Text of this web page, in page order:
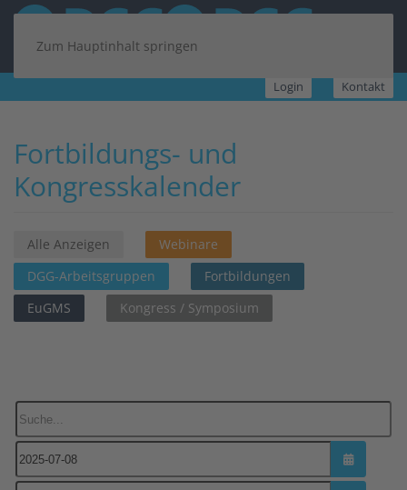
Zum Hauptinhalt springen
Login Kontakt
Fortbildungs- und
Kongresskalender
Alle Anzeigen
Webinare
DGG-Arbeitsgruppen
Fortbildungen
EuGMS
Kongress / Symposium
Suche...
Kalender